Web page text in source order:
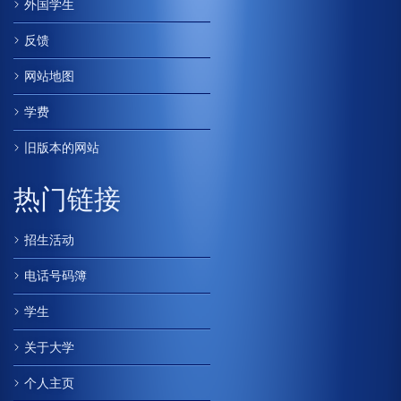
外国学生
反馈
网站地图
学费
旧版本的网站
热门链接
招生活动
电话号码簿
学生
关于大学
个人主页